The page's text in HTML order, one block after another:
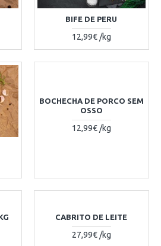
BIFE DE PERU
12,99€ /kg
BOCHECHA DE PORCO SEM
OSSO
12,99€ /kg
CABRITO DE LEITE
27,99€ /kg